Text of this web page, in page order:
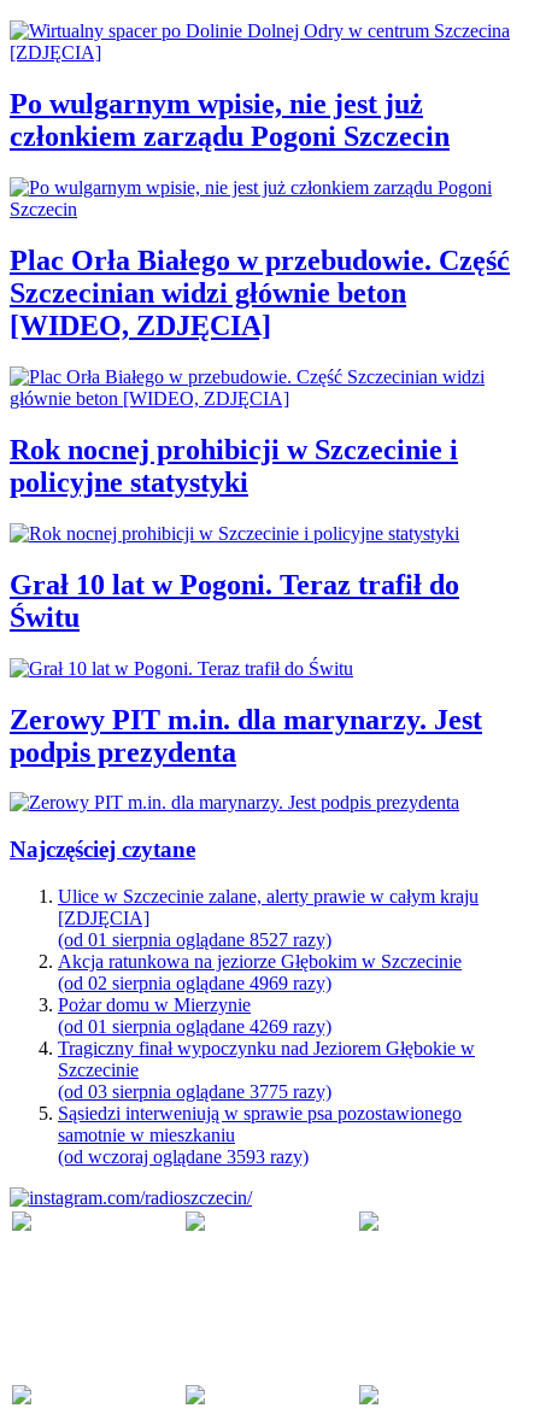
Po wulgarnym wpisie, nie jest już
członkiem zarządu Pogoni Szczecin
Plac Orła Białego w przebudowie. Część
Szczecinian widzi głównie beton
[WIDEO, ZDJĘCIA]
Rok nocnej prohibicji w Szczecinie i
policyjne statystyki
Grał 10 lat w Pogoni. Teraz trafił do
Świtu
Zerowy PIT m.in. dla marynarzy. Jest
podpis prezydenta
Najczęściej czytane
Ulice w Szczecinie zalane, alerty prawie w całym kraju
[ZDJĘCIA]
(od 01 sierpnia oglądane 8527 razy)
Akcja ratunkowa na jeziorze Głębokim w Szczecinie
(od 02 sierpnia oglądane 4969 razy)
Pożar domu w Mierzynie
(od 01 sierpnia oglądane 4269 razy)
Tragiczny finał wypoczynku nad Jeziorem Głębokie w
Szczecinie
(od 03 sierpnia oglądane 3775 razy)
Sąsiedzi interweniują w sprawie psa pozostawionego
samotnie w mieszkaniu
(od wczoraj oglądane 3593 razy)